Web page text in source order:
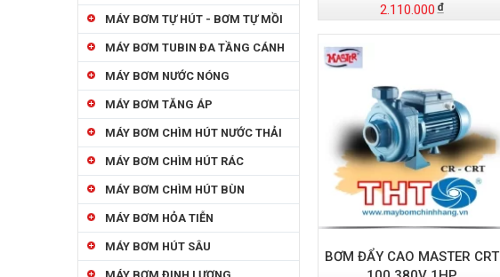
MÁY BƠM TỰ HÚT - BƠM TỰ MỒI
MÁY BƠM TUBIN ĐA TẦNG CÁNH
MÁY BƠM NƯỚC NÓNG
MÁY BƠM TĂNG ÁP
MÁY BƠM CHÌM HÚT NƯỚC THẢI
MÁY BƠM CHÌM HÚT RÁC
MÁY BƠM CHÌM HÚT BÙN
MÁY BƠM HỎA TIỄN
MÁY BƠM HÚT SÂU
2.110.000
BƠM ĐẨY CAO MASTER CRT